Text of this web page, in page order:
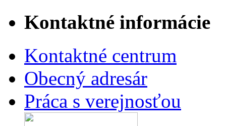
Kontaktné informácie
Kontaktné centrum
Obecný adresár
Práca s verejnosťou